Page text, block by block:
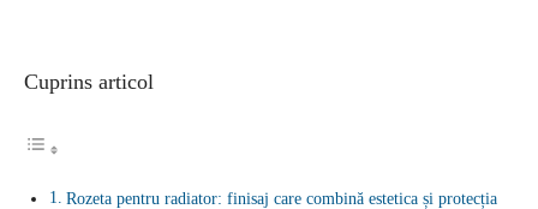
Cuprins articol
Rozeta pentru radiator: finisaj care combină estetica și protecția